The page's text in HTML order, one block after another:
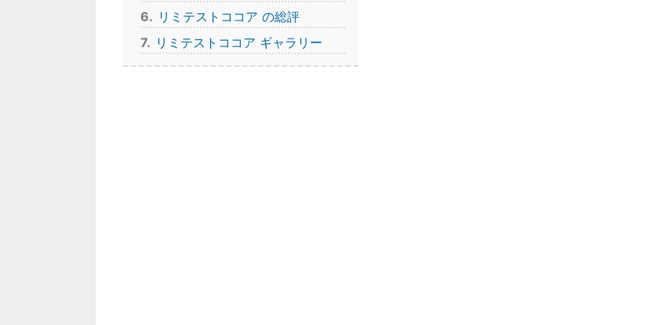
6
リミテストココア の総評
7
リミテストココア ギャラリー